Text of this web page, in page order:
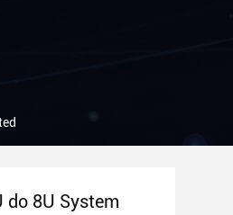
do 8U System